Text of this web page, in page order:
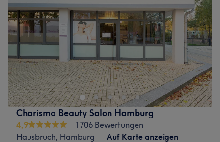
Atmosphäre: Modern, professionell, gemütlich.
Expertise: Maniküre und Pediküre, Kosmetik,
Haarentfernung.
Produkte und Produktmarken: Tierversuchsfreie, vegane
Produkte aus natürlichen Inhaltsstoffen
Zurück zur Salonansicht
Freitag
09:00– 18:00
Samstag
09:00–16:00
Sonntag
Geschlossen
Zurück zur Salonansicht
Charisma Beauty Salon Hamburg
4,9
1706 Bewertungen
Hausbruch, Hamburg
Auf Karte anzeigen